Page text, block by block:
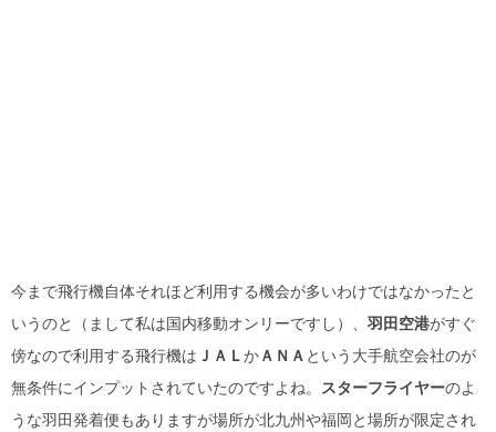
今まで飛行機自体それほど利用する機会が多いわけではなかったと
いうのと（まして私は国内移動オンリーですし）、 羽田空港がすぐ
傍なので利用する飛行機は ＪＡＬかＡＮＡ という大手航空会社のが
無条件にインプットされていたのですよね。
スターフライヤーのよ
うな羽田発着便もありますが場所が北九州や福岡と場所が限定され